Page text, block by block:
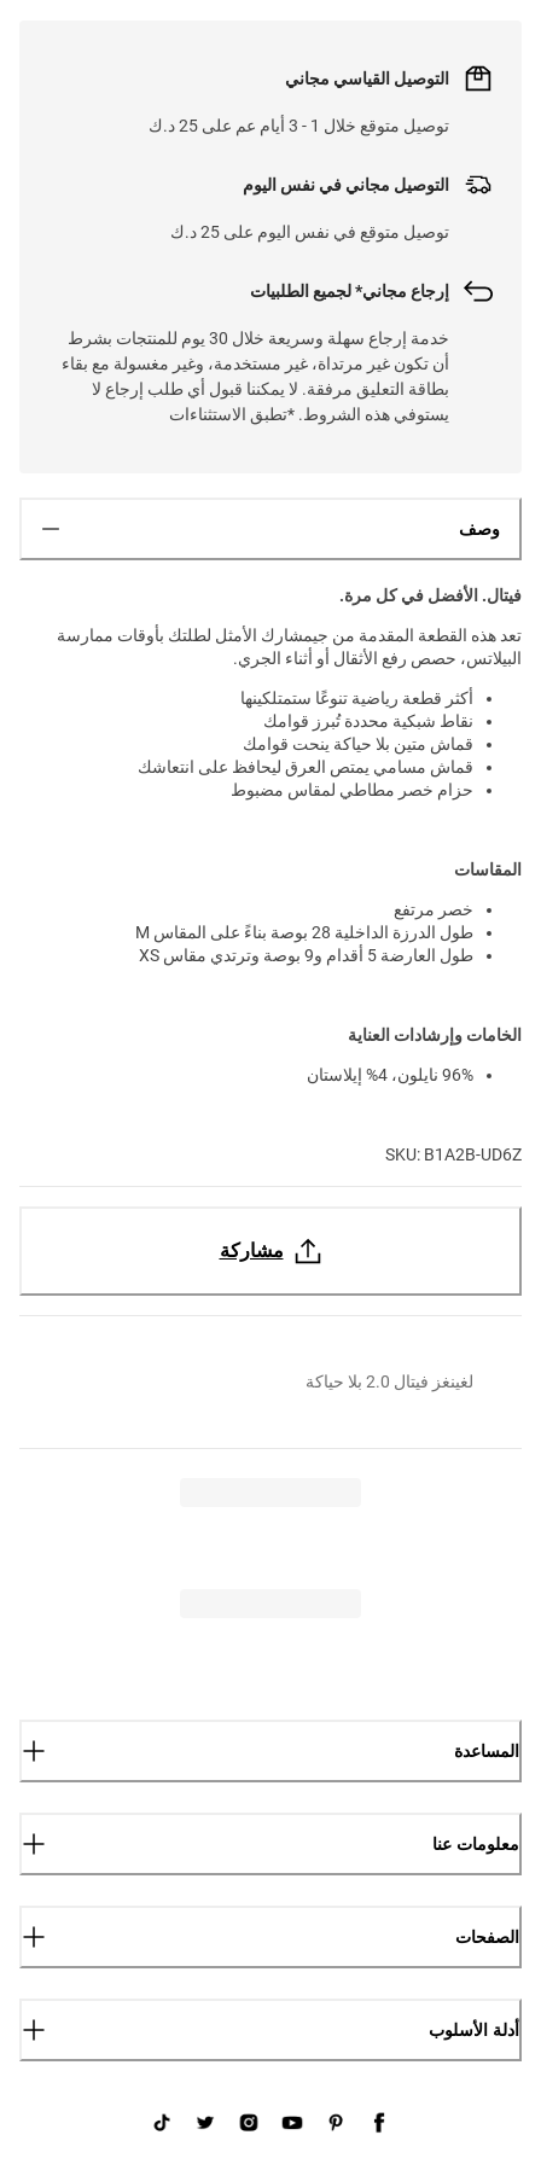
التوصيل القياسي مجاني
توصيل متوقع خلال 1 - 3 أيام عم على 25 د.ك
التوصيل مجاني في نفس اليوم
توصيل متوقع في نفس اليوم على 25 د.ك
إرجاع مجاني* لجميع الطلبيات
خدمة إرجاع سهلة وسريعة خلال 30 يوم للمنتجات بشرط
أن تكون غير مرتداة، غير مستخدمة، وغير مغسولة مع بقاء
بطاقة التعليق مرفقة. لا يمكننا قبول أي طلب إرجاع لا
يستوفي هذه الشروط. *تطبق الاستثناءات
وصف
فيتال. الأفضل في كل مرة.
تعد هذه القطعة المقدمة من جيمشارك الأمثل لطلتك بأوقات ممارسة
البيلاتس، حصص رفع الأثقال أو أثناء الجري.
أكثر قطعة رياضية تنوعًا ستمتلكينها
نقاط شبكية محددة تُبرز قوامك
قماش متين بلا حياكة ينحت قوامك
قماش مسامي يمتص العرق ليحافظ على انتعاشك
حزام خصر مطاطي لمقاس مضبوط
المقاسات
خصر مرتفع
طول الدرزة الداخلية 28 بوصة بناءً على المقاس M
طول العارضة 5 أقدام و9 بوصة وترتدي مقاس XS
الخامات وإرشادات العناية
96% نايلون، 4% إيلاستان
SKU: B1A2B-UD6Z
مشاركة
لغينغز فيتال 2.0 بلا حياكة
المساعدة
معلومات عنا
الصفحات
أدلة الأسلوب